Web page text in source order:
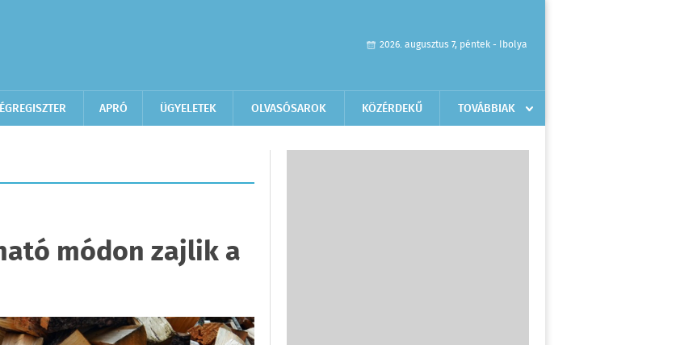
2026. augusztus 7, péntek - Ibolya
APRÓ ÜGYELETEK OLVASÓSAROK KÖZÉRDEKŰ TOVÁBBIAK
módon zajlik a